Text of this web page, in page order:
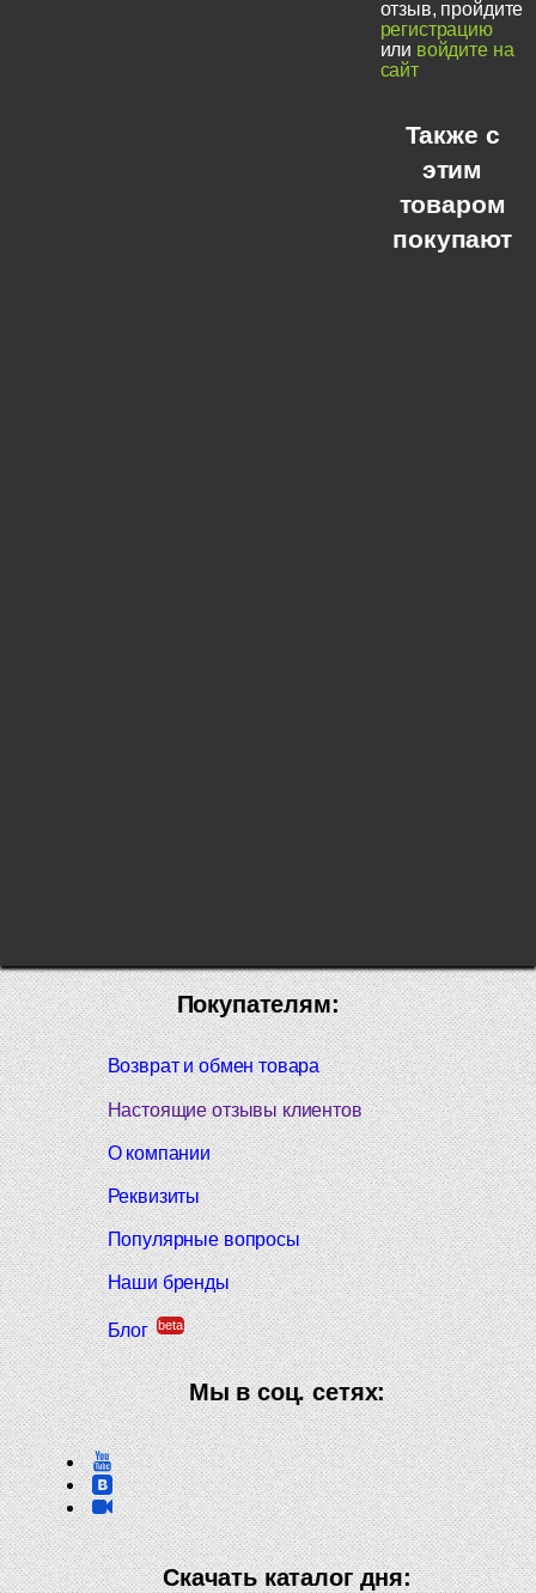
отзыв, пройдите
регистрацию
или войдите на
сайт
Также с
этим
товаром
покупают
Покупателям:
Возврат и обмен товара
Настоящие отзывы клиентов
О компании
Реквизиты
Популярные вопросы
Наши бренды
Блог beta
Мы в соц. сетях:
Скачать каталог дня: